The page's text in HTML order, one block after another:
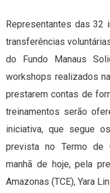
Representantes das 32
transferências
do Fundo Manaus
workshops realizados
prestarem contas de
treinamentos serão
iniciativa, que segue
prevista no Termo de
manhã de hoje, pela
Amazonas (TCE), Yara